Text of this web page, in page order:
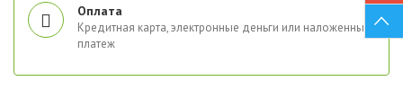
Оплата
Кредитная карта, электронные деньги или наложенный
платеж